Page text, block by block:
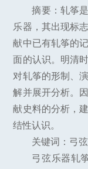
摘要：轧筝
乐器，其出现标
献中已有轧筝的
面的认识。明清
对轧筝的形制、
解并展开分析。
献史料的分析，
结性认识。
关键词：弓
弓弦乐器轧